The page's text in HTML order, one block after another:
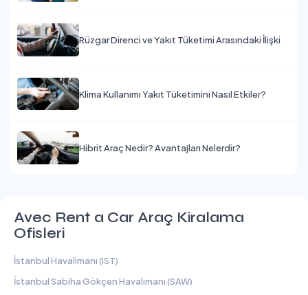
Rüzgar Direnci ve Yakıt Tüketimi Arasındaki İlişki
Klima Kullanımı Yakıt Tüketimini Nasıl Etkiler?
Hibrit Araç Nedir? Avantajları Nelerdir?
Avec Rent a Car Araç Kiralama
Ofisleri
İstanbul Havalimanı (IST)
İstanbul Sabiha Gökçen Havalimanı (SAW)